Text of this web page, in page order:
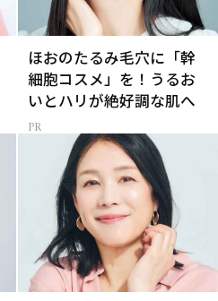
ほおのたるみ毛穴に「幹
細胞コスメ」を！うるお
いとハリが絶好調な肌へ